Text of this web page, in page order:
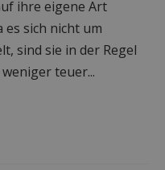
ihre eigene Art
sich nicht um
sind sie in der Regel
teuer...